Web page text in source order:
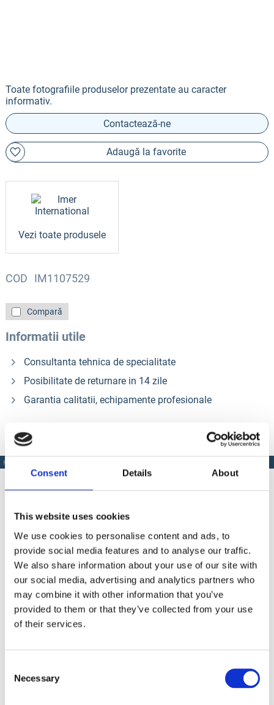
Consent Details About
This website uses cookies
We use cookies to personalise content and ads, to
provide social media features and to analyse our traffic.
We also share information about your use of our site with
our social media, advertising and analytics partners who
may combine it with other information that you’ve
provided to them or that they’ve collected from your use
of their services.
Selection
Necessary
Toate fotografiile produselor prezentate au caracter
informativ.
Compară
Informatii utile
Consultanta tehnica de specialitate
Posibilitate de returnare in 14 zile
Garantia calitatii, echipamente profesionale
COD IM1107529
Contactează-ne
Adaugă la favorite
Vezi toate produsele
PRODUSE SIMILARE
Produse Similare
COD IM1107010
Kit Imer pentru umplere rosturi - utilizare Small 50